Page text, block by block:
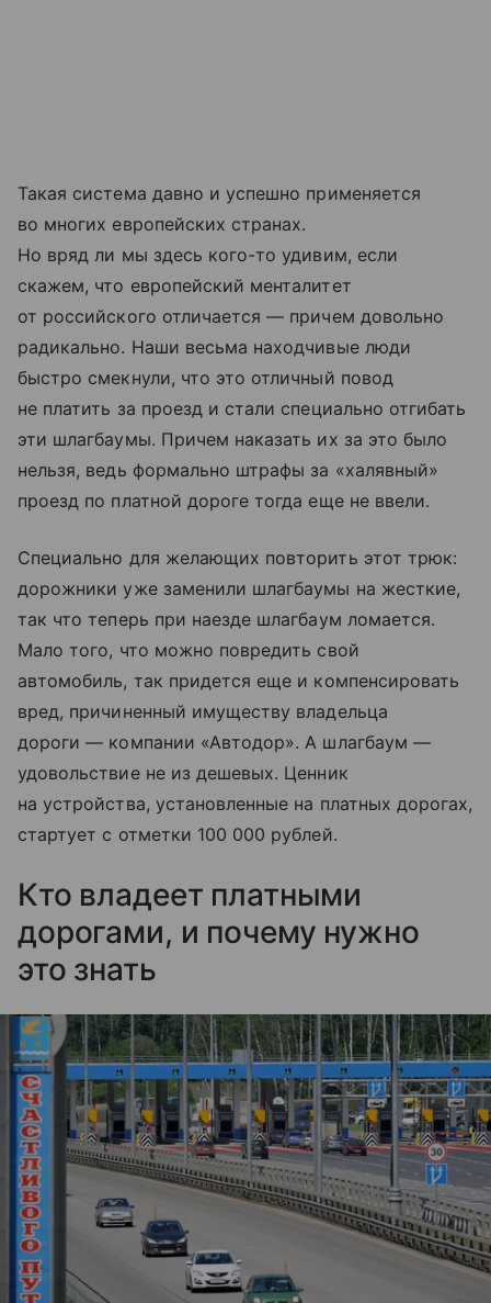
Такая система давно и успешно применяется
во многих европейских странах.
Но вряд ли мы здесь кого-то удивим, если
скажем, что европейский менталитет
от российского отличается — причем довольно
радикально. Наши весьма находчивые люди
быстро смекнули, что это отличный повод
не платить за проезд и стали специально отгибать
эти шлагбаумы. Причем наказать их за это было
нельзя, ведь формально штрафы за «халявный»
проезд по платной дороге тогда еще не ввели.
Специально для желающих повторить этот трюк:
дорожники уже заменили шлагбаумы на жесткие,
так что теперь при наезде шлагбаум ломается.
Мало того, что можно повредить свой
автомобиль, так придется еще и компенсировать
вред, причиненный имуществу владельца
дороги — компании «Автодор». А шлагбаум —
удовольствие не из дешевых. Ценник
на устройства, установленные на платных дорогах,
стартует с отметки 100 000 рублей.
Кто владеет платными
дорогами, и почему нужно
это знать